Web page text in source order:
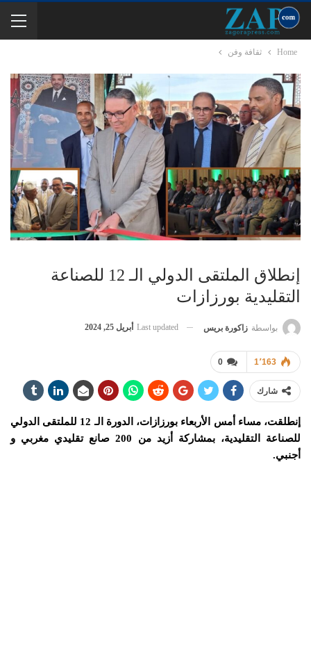
Home ثقافة وفن
إنطلاق الملتقى الدولي الـ 12 للصناعة
التقليدية بورزازات
بواسطة زاكورة بريس Last updated أبريل 25, 2024
0 1٬163
شارك
إنطلقت، مساء أمس الأربعاء بورزازات، الدورة الـ 12 للملتقى الدولي
للصناعة التقليدية، بمشاركة أزيد من 200 صانع تقليدي مغربي و
أجنبي.